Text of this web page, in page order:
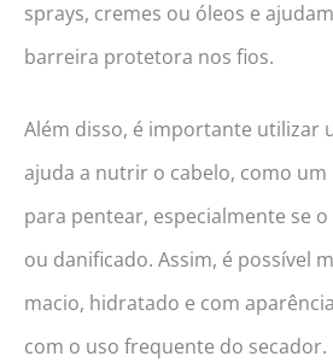
sprays, cremes ou óleos e
barreira protetora nos fios.
Além disso, é importante utilizar
ajuda a nutrir o cabelo, como um
para pentear, especialmente se
ou danificado. Assim, é possível
macio, hidratado e com
com o uso frequente do secador.